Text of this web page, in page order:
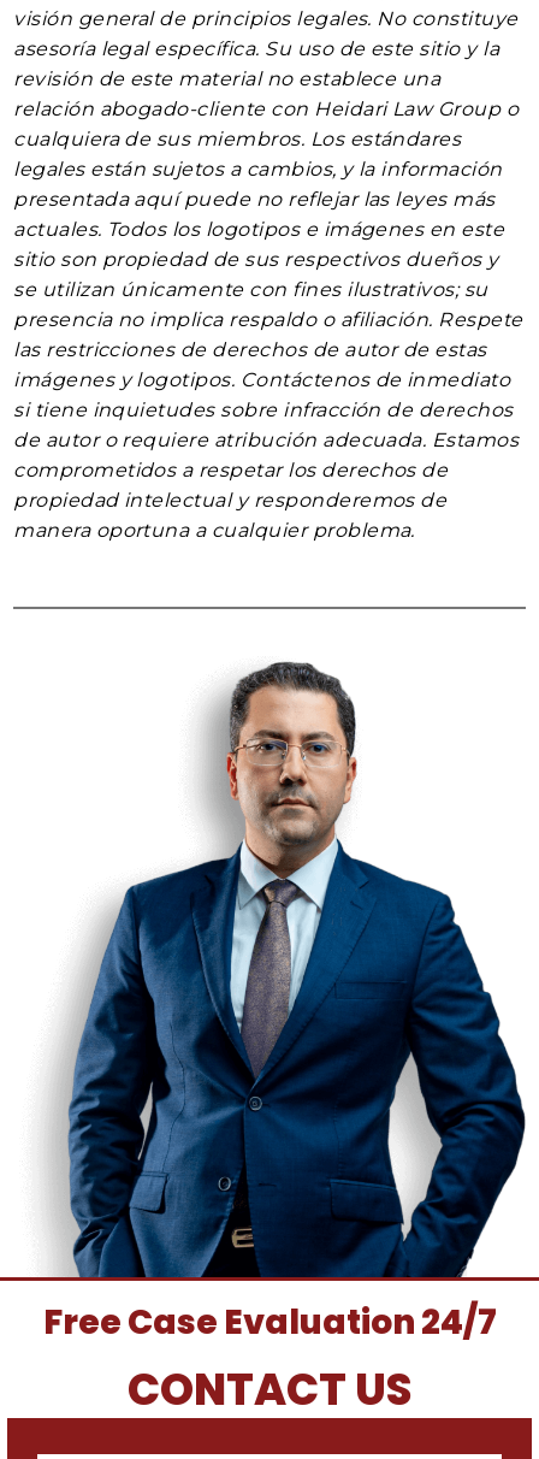
visión general de principios legales. No constituye
asesoría legal específica. Su uso de este sitio y la
revisión de este material no establece una
relación abogado-cliente con Heidari Law Group o
cualquiera de sus miembros. Los estándares
legales están sujetos a cambios, y la información
presentada aquí puede no reflejar las leyes más
actuales. Todos los logotipos e imágenes en este
sitio son propiedad de sus respectivos dueños y
se utilizan únicamente con fines ilustrativos; su
presencia no implica respaldo o afiliación. Respete
las restricciones de derechos de autor de estas
imágenes y logotipos. Contáctenos de inmediato
si tiene inquietudes sobre infracción de derechos
de autor o requiere atribución adecuada. Estamos
comprometidos a respetar los derechos de
propiedad intelectual y responderemos de
manera oportuna a cualquier problema.
Free Case Evaluation 24/7
CONTACT US